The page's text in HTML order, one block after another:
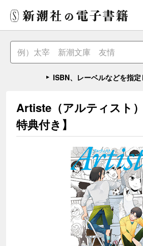
ISBN、レーベルなどを指
Artiste（アルティスト
特典付き】